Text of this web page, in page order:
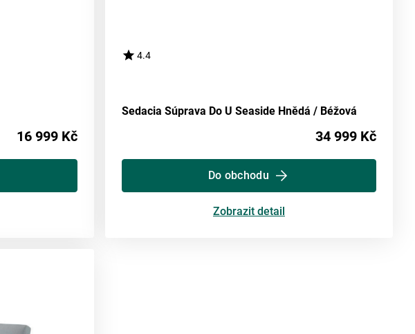
16 999 Kč
4.4
Sedacia Súprava Do U Seaside Hnědá / Béžová
34 999 Kč
Do obchodu
Zobrazit detail